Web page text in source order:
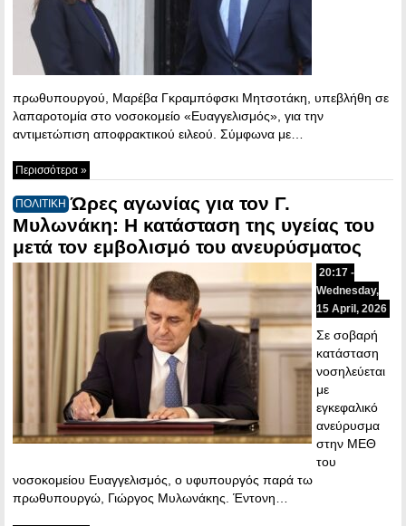
πρωθυπουργού, Μαρέβα Γκραμπόφσκι Μητσοτάκη, υπεβλήθη σε
λαπαροτομία στο νοσοκομείο «Ευαγγελισμός», για την
αντιμετώπιση αποφρακτικού ειλεού. Σύμφωνα με…
Περισσότερα »
ΠΟΛΙΤΙΚΗ Ώρες αγωνίας για τον Γ.
Μυλωνάκη: Η κατάσταση της υγείας του
μετά τον εμβολισμό του ανευρύσματος
20:17 -
Wednesday,
15 April, 2026
Σε σοβαρή
κατάσταση
νοσηλεύεται
με
εγκεφαλικό
ανεύρυσμα
στην ΜΕΘ
του
νοσοκομείου Ευαγγελισμός, ο υφυπουργός παρά τω
πρωθυπουργώ, Γιώργος Μυλωνάκης. Έντονη…